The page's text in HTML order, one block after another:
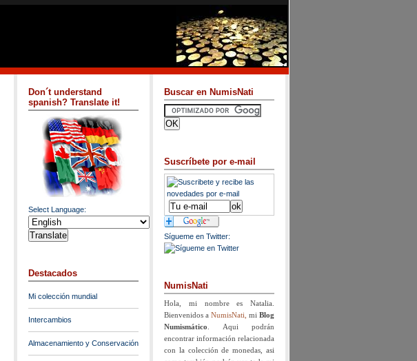
Don´t understand
spanish? Translate it!
Select Language:
Destacados
Mi colección mundial
Intercambios
Almacenamiento y Conservación
Buscar en NumisNati
Suscríbete por e-mail
Sígueme en Twitter:
NumisNati
Hola, mi nombre es Natalia.
Bienvenidos a NumisNati, mi Blog
Numismático . Aqui podrán
encontrar información relacionada
con la colección de monedas, asi